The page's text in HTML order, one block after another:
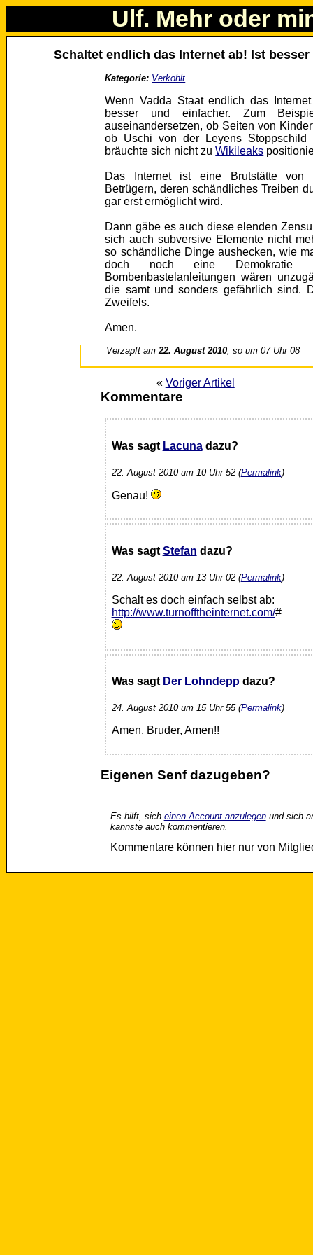
Ulf. Mehr oder
Schaltet endlich das Internet ab! Ist besser
Kategorie: Verkohlt
Wenn Vadda Staat endlich das
besser und einfacher. Zum
auseinandersetzen, ob Seiten von
ob Uschi von der Leyens
bräuchte sich nicht zuWikileaks
Das Internet ist eine Brutstätte von
Betrügern, deren schändliches Treiben
gar erst ermöglicht wird.
Dann gäbe es auch diese elenden
sich auch subversive Elemente nicht
so schändliche Dinge aushecken, wie
doch noch eine Demokratie
Bombenbastelanleitungen wären
die samt und sonders gefährlich sind.
Zweifels.
Amen.
Verzapft am22. August 2010, so um 07 Uhr 08
« Voriger Artikel
Kommentare
Was sagt Lacunadazu?
22. August 2010 um 10 Uhr 52 (Permalink)
Genau!
Was sagt Stefan dazu?
22. August 2010 um 13 Uhr 02 (Permalink)
Schalt es doch einfach selbst ab:
http://www.turnofftheinternet.com/#
Was sagt Der Lohndeppdazu?
24. August 2010 um 15 Uhr 55 (Permalink)
Amen, Bruder, Amen!!
Eigenen Senf dazugeben?
Es hilft, sich einen Account anzulegenund sich
kannste auch kommentieren.
Kommentare können hier nur von